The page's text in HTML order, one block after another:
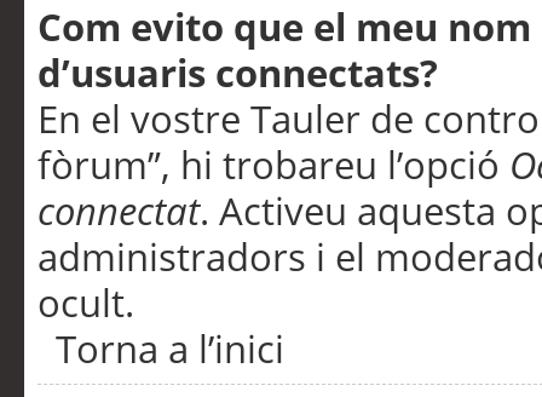
Com evito que el meu
d’usuaris connectats?
En el vostre Tauler de
fòrum”, hi trobareu l’opció
connectat. Activeu aquesta
administradors i el
ocult.
Torna a l’inici